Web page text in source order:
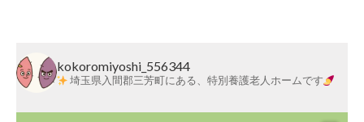
人
蓬 kokoromiyoshi_556344
埼玉県入間郡三芳町にある、特別養護老人ホームです